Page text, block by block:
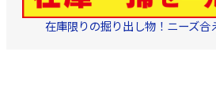
在庫限りの掘り出し物！ニーズ合